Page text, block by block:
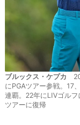
ブルックス・ケプカ
にPGAツアー参戦。17
連覇。22年にLIVゴル
ツアーに復帰